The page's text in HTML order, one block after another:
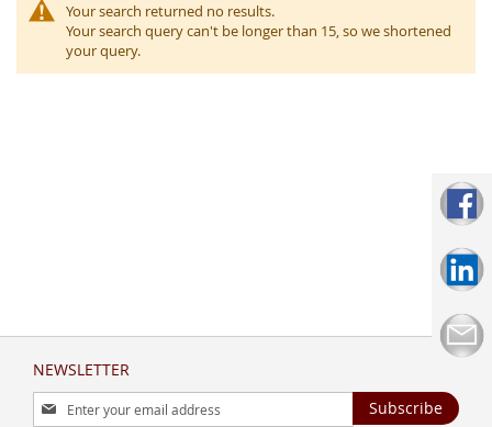
Your search returned no results.
Your search query can't be longer than 15, so we shortened
your query.
NEWSLETTER
Sign
Up
Subscribe